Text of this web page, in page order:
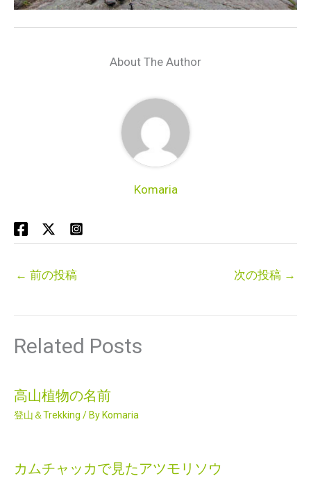
About The Author
Komaria
← 前の投稿 次の投稿 →
Related Posts
高山植物の名前
登山＆Trekking / By Komaria
カムチャッカで見たアツモリソウ